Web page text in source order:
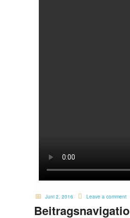
Juni 2, 2016 Leave a comment